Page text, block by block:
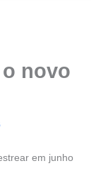
novo
em junho